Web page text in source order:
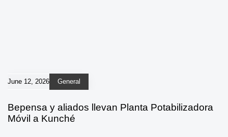
June 12, 2026 General
Bepensa y aliados llevan Planta Potabilizadora
Móvil a Kunché